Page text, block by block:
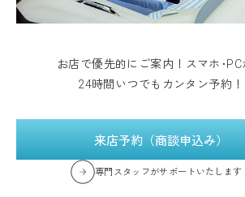
お店で優先的にご案内！スマホ･PC
24時間いつでもカンタン予約！
来店予約（商談申込み）
専門スタッフがサポートいたします